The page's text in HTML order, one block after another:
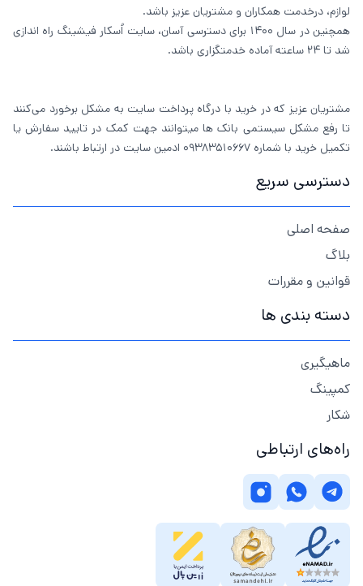
لوازم، درخدمت همکاران و مشتریان عزیز باشد.
همچنین در سال 1400 برای دسترسی آسان، سایت اُسکار فیشینگ راه اندازی
شد تا 24 ساعته آماده خدمتگزاری باشد.
مشتریان عزیز که در خرید با درگاه پرداخت سایت به مشکل برخورد می‌کنند
تا رفع مشکل سیستمی بانک ها میتوانند جهت کمک در تایید سفارش یا
تکمیل خرید با شماره 09383510667 ادمین سایت در ارتباط باشند.
دسترسی سریع
صفحه اصلی
بلاگ
قوانین و مقررات
دسته بندی ها
ماهیگیری
کمپینگ
شکار
راه‌های ارتباطی